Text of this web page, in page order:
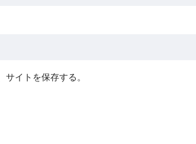
イトを保存する。